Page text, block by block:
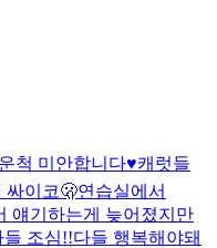
척 미안합니다♥️캐럿들
싸이코🫢연습실에서
얘기하는게 늦어졌지만
들 조심!!다들 행복해야돼